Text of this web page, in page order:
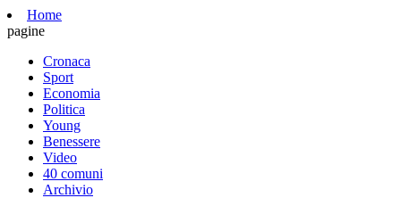
Home
pagine
Cronaca
Sport
Economia
Politica
Young
Benessere
Video
40 comuni
Archivio